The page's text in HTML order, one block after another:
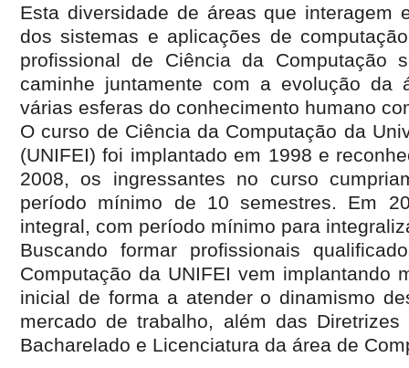
Esta diversidade de áreas que interagem
dos sistemas e aplicações de
profissional de Ciência da Computação
caminhe juntamente com a evolução da
várias esferas do conhecimento humano
O curso de Ciência da Computação da
(UNIFEI) foi implantado em 1998 e
2008, os ingressantes no curso
período mínimo de 10 semestres. Em
integral, com período mínimo para
Buscando formar profissionais
Computação da UNIFEI vem implantando
inicial de forma a atender o dinamismo
mercado de trabalho, além das
Bacharelado e Licenciatura da área de